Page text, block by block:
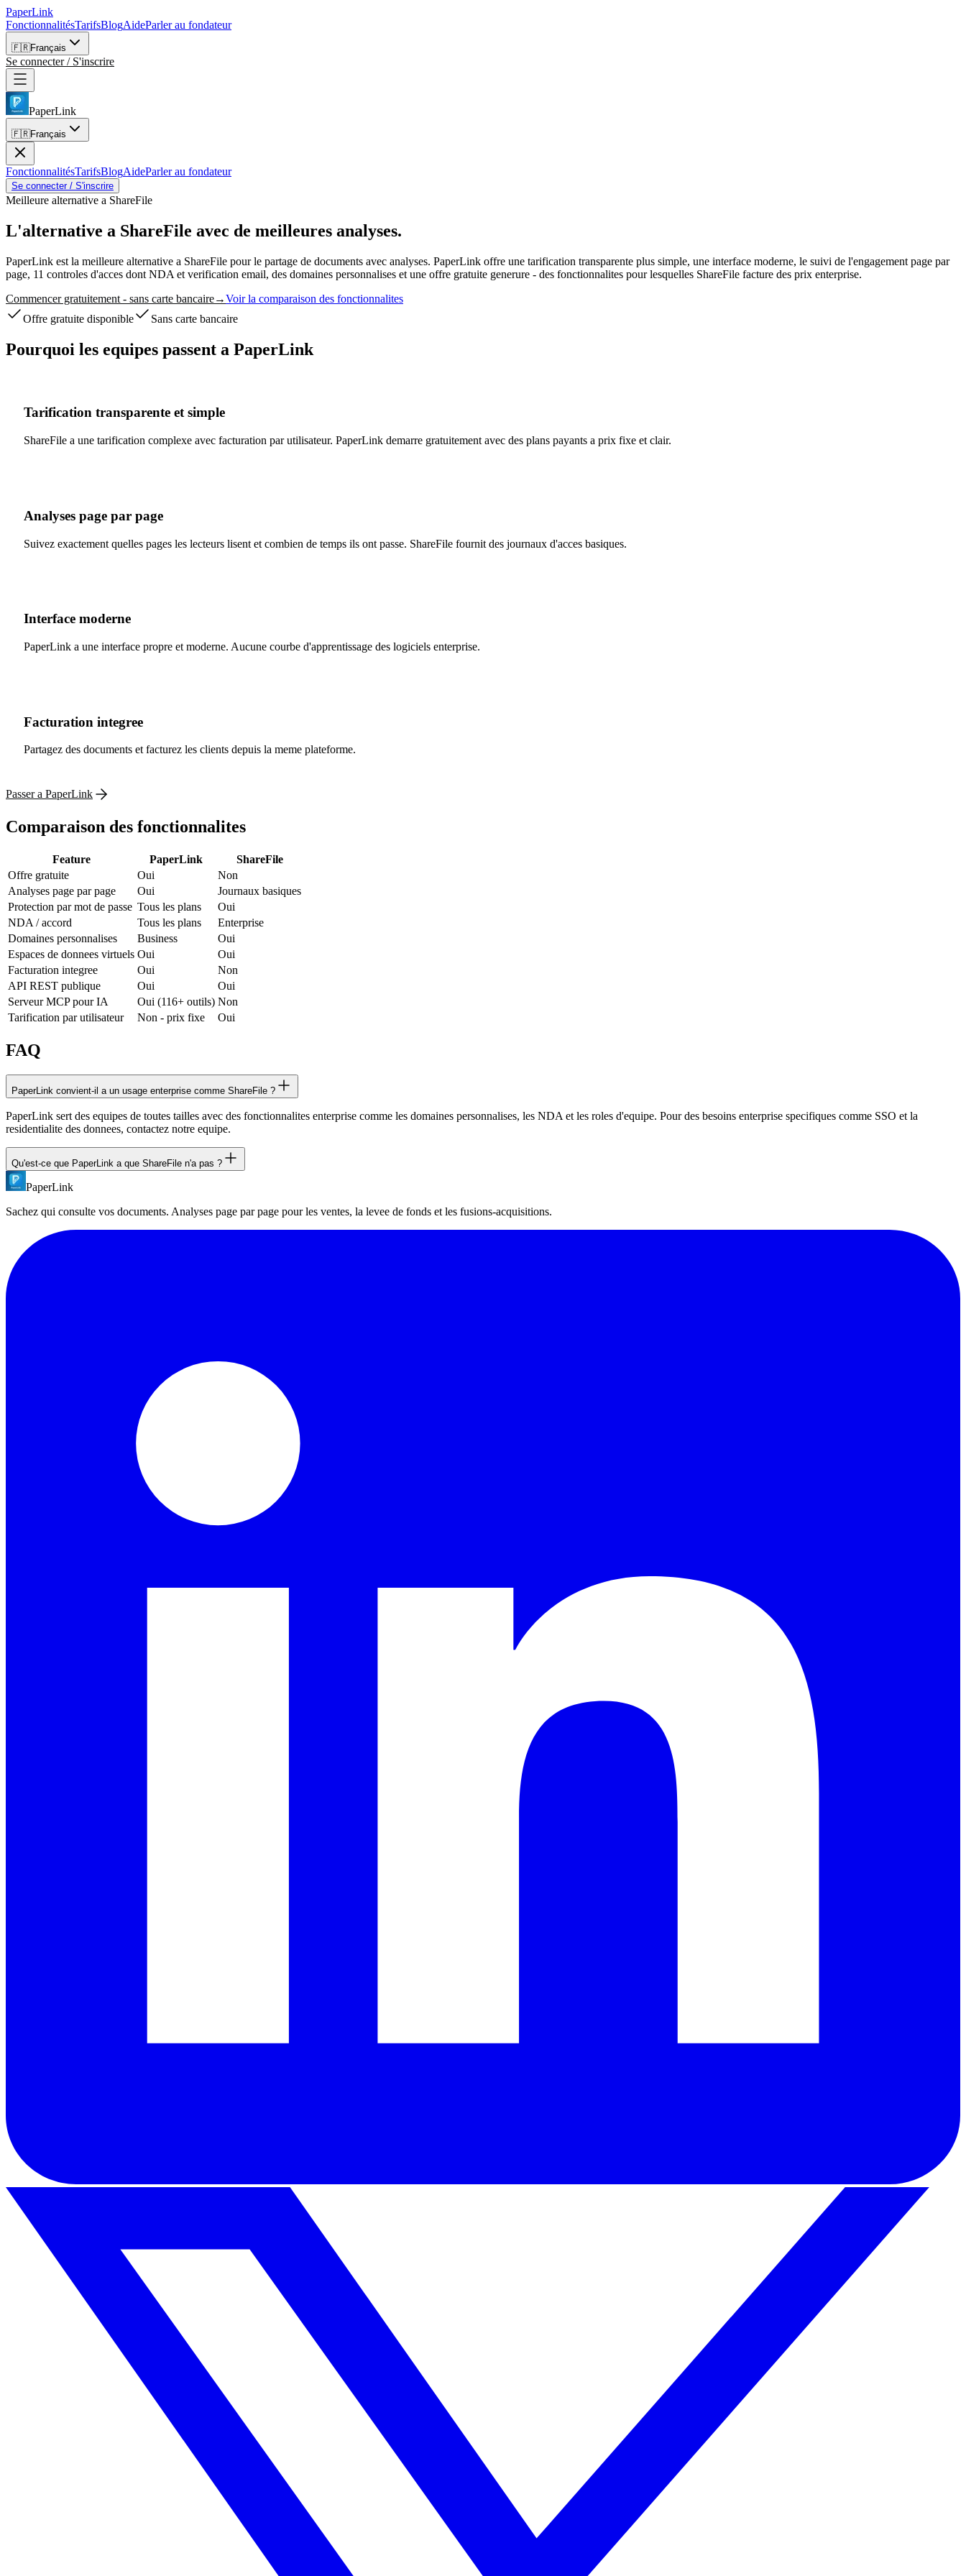
PaperLink
FonctionnalitésTarifsBlogAideParler au fondateur
🇫🇷Français
Se connecter / S'inscrire
PaperLink
🇫🇷Français
FonctionnalitésTarifsBlogAideParler au fondateur
Se connecter / S'inscrire
Meilleure alternative a ShareFile
L'alternative a ShareFile avec de meilleures analyses.
PaperLink est la meilleure alternative a ShareFile pour le partage de documents avec analyses. PaperLink offre une tarification transparente plus simple, une interface moderne, le suivi de l'engagement page par
page, 11 controles d'acces dont NDA et verification email, des domaines personnalises et une offre gratuite generure - des fonctionnalites pour lesquelles ShareFile facture des prix enterprise.
Commencer gratuitement - sans carte bancaire→Voir la comparaison des fonctionnalites
Offre gratuite disponible
Sans carte bancaire
Pourquoi les equipes passent a PaperLink
Tarification transparente et simple
ShareFile a une tarification complexe avec facturation par utilisateur. PaperLink demarre gratuitement avec des plans payants a prix fixe et clair.
Analyses page par page
Suivez exactement quelles pages les lecteurs lisent et combien de temps ils ont passe. ShareFile fournit des journaux d'acces basiques.
Interface moderne
PaperLink a une interface propre et moderne. Aucune courbe d'apprentissage des logiciels enterprise.
Facturation integree
Partagez des documents et facturez les clients depuis la meme plateforme.
Passer a PaperLink
Comparaison des fonctionnalites
Feature PaperLink
ShareFile
Offre gratuite
Oui
Non
Analyses page par page
Oui
Journaux basiques
Protection par mot de passe Tous les plans
Oui
NDA / accord
Tous les plans
Enterprise
Domaines personnalises
Business
Oui
Espaces de donnees virtuels Oui
Oui
Facturation integree
Oui
Non
API REST publique
Oui
Oui
Serveur MCP pour IA
Oui (116+ outils) Non
Tarification par utilisateur
Non - prix fixe Oui
FAQ
PaperLink convient-il a un usage enterprise comme ShareFile ?
PaperLink sert des equipes de toutes tailles avec des fonctionnalites enterprise comme les domaines personnalises, les NDA et les roles d'equipe. Pour des besoins enterprise specifiques comme SSO et la
residentialite des donnees, contactez notre equipe.
Qu'est-ce que PaperLink a que ShareFile n'a pas ?
PaperLink inclut : offre gratuite, analyses page par page avec detection de visibilite d'onglet, NDA sur tous les plans, facturation integree, serveur MCP pour agents IA, extension Chrome et tarification fixe
PaperLink
Sachez qui consulte vos documents. Analyses page par page pour les ventes, la levee de fonds et les fusions-acquisitions.